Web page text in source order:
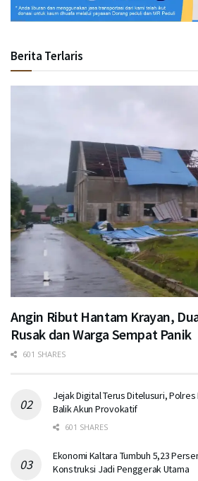
Berita Terlaris
Angin Ribut Hantam Krayan,
Rusak dan Warga Sempat Panik
601 SHARES
Jejak Digital Terus Ditelusuri, Polres
Balik Akun Provokatif
601 SHARES
Ekonomi Kaltara Tumbuh 5,23
Konstruksi Jadi Penggerak Utama